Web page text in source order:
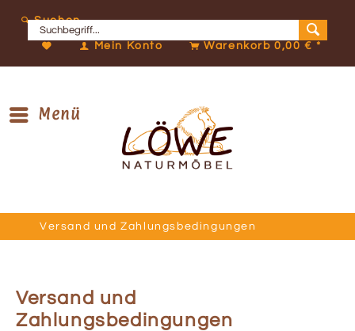
Suchen
Mein Konto Warenkorb0,00 € *
Menü
Versand und Zahlungsbedingungen
Versand und
Zahlungsbedingungen